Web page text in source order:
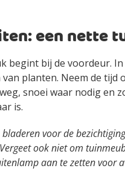
een nette
begint bij de voordeur.
planten. Neem de tijd
snoei waar nodig en
is.
voor de
ook niet om
aan te zetten voor